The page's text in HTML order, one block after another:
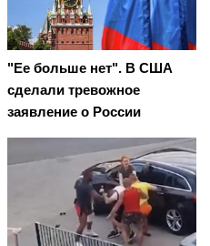
"Ее больше нет". В США
сделали тревожное
заявление о России